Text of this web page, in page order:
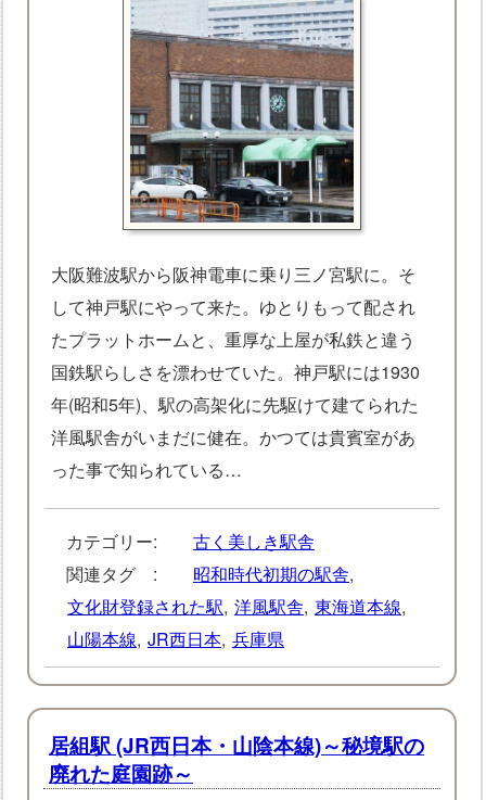
大阪難波駅から阪神電車に乗り三ノ宮駅に。そ
して神戸駅にやって来た。ゆとりもって配され
たプラットホームと、重厚な上屋が私鉄と違う
国鉄駅らしさを漂わせていた。神戸駅には1930
年(昭和5年)、駅の高架化に先駆けて建てられた
洋風駅舎がいまだに健在。かつては貴賓室があ
った事で知られている…
カテゴリー:
古く美しき駅舎
関連タグ :
昭和時代初期の駅舎,
文化財登録された駅, 洋風駅舎, 東海道本線,
山陽本線, JR西日本, 兵庫県
居組駅 (JR西日本・山陰本線)～秘境駅の
廃れた庭園跡～